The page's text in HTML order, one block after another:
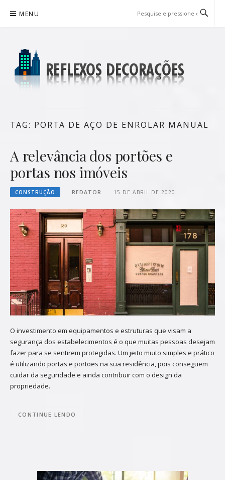
para
MENU
TAG: PORTA DE AÇO DE ENROLAR MANUAL
A relevância dos portões e
portas nos imóveis
CONSTRUÇÃO REDATOR 15 DE ABRIL DE 2020
O investimento em equipamentos e estruturas que visam a
segurança dos estabelecimentos é o que muitas pessoas desejam
fazer para se sentirem protegidas. Um jeito muito simples e prático
é utilizando portas e portões na sua residência, pois conseguem
cuidar da seguridade e ainda contribuir com o design da
propriedade.
CONTINUE LENDO